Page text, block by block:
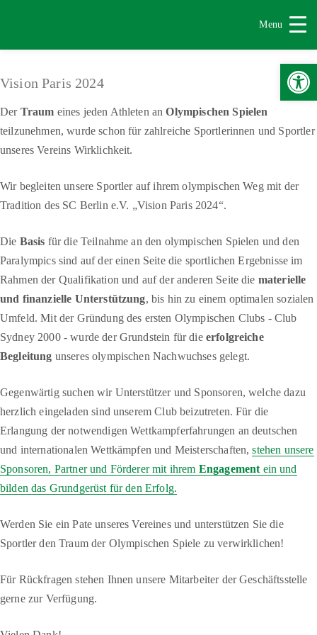
Menu
Vision Paris 2024
Der Traum eines jeden Athleten anOlympischen Spielen
teilzunehmen, wurde schon für zahlreiche Sportlerinnen und Sportler
unseres Vereins Wirklichkeit.
Wir begleiten unsere Sportler auf ihrem olympischen Weg mit der
Tradition des SC Berlin e.V. „Vision Paris 2024“.
Die Basis für die Teilnahme an den olympischen Spielen und den
Paralympics sind auf der einen Seite die sportlichen Ergebnisse im
Rahmen der Qualifikation und auf der anderen Seite die materielle
und finanzielle Unterstützung, bis hin zu einem optimalen sozialen
Umfeld. Mit der Gründung des ersten Olympischen Clubs - Club
Sydney 2000 - wurde der Grundstein für die erfolgreiche
Begleitung unseres olympischen Nachwuchses gelegt.
Gegenwärtig suchen wir Unterstützer und Sponsoren, welche dazu
herzlich eingeladen sind unserem Club beizutreten. Für die
Erlangung der notwendigen Wettkampferfahrungen an deutschen
und internationalen Wettkämpfen und Meisterschaften,stehen unsere
Sponsoren, Partner und Förderer mit ihrem Engagement ein und
bilden das Grundgerüst für den Erfolg.
Werden Sie ein Pate unseres Vereines und unterstützen Sie die
Sportler den Traum der Olympischen Spiele zu verwirklichen!
Für Rückfragen stehen Ihnen unsere Mitarbeiter der Geschäftsstelle
gerne zur Verfügung.